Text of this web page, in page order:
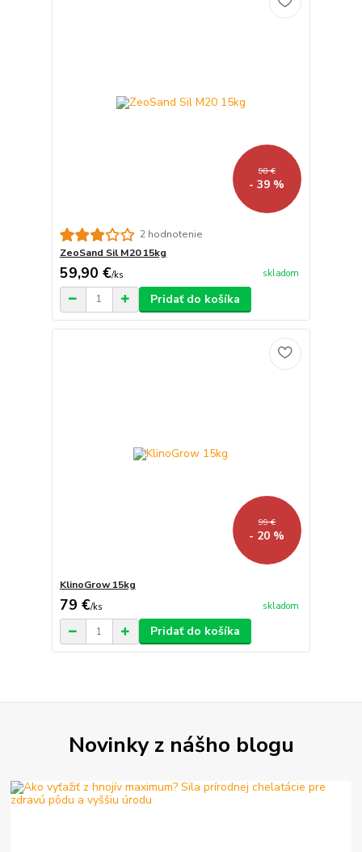
98 €
- 39 %
2 hodnotenie
ZeoSand Sil M20 15kg
59,90 €/ks skladom
Pridať do košíka
99 €
- 20 %
KlinoGrow 15kg
79 €/ks skladom
Pridať do košíka
Novinky z nášho blogu